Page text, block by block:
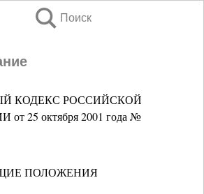
Поиск
КОДЕКС РОССИЙСКОЙ
25 октября 2001 года №
ПОЛОЖЕНИЯ